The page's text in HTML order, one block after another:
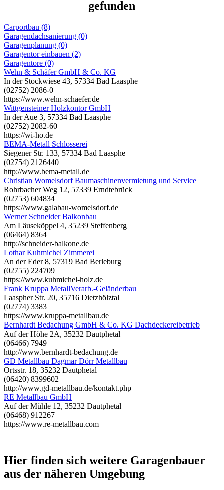
gefunden
Carportbau (8)
Garagendachsanierung (0)
Garagenplanung (0)
Garagentor einbauen (2)
Garagentore (0)
Wehn & Schäfer GmbH & Co. KG
In der Stockwiese 43, 57334 Bad Laasphe
(02752) 2086-0
https://www.wehn-schaefer.de
Wittgensteiner Holzkontor GmbH
In der Aue 3, 57334 Bad Laasphe
(02752) 2082-60
https://wi-ho.de
BEMA-Metall Schlosserei
Siegener Str. 133, 57334 Bad Laasphe
(02754) 2126440
http://www.bema-metall.de
Christian Womelsdorf Baumaschinenvermietung und Service
Rohrbacher Weg 12, 57339 Erndtebrück
(02753) 604834
https://www.galabau-womelsdorf.de
Werner Schneider Balkonbau
Am Läuseköppel 4, 35239 Steffenberg
(06464) 8364
http://schneider-balkone.de
Lothar Kuhmichel Zimmerei
An der Eder 8, 57319 Bad Berleburg
(02755) 224709
https://www.kuhmichel-holz.de
Frank Kruppa MetallVerarb.-Geländerbau
Laaspher Str. 20, 35716 Dietzhölztal
(02774) 3383
https://www.kruppa-metallbau.de
Bernhardt Bedachung GmbH & Co. KG Dachdeckereibetrieb
Auf der Höhe 2A, 35232 Dautphetal
(06466) 7949
http://www.bernhardt-bedachung.de
GD Metallbau Dagmar Dörr Metallbau
Ortsstr. 18, 35232 Dautphetal
(06420) 8399602
http://www.gd-metallbau.de/kontakt.php
RE Metallbau GmbH
Auf der Mühle 12, 35232 Dautphetal
(06468) 912267
https://www.re-metallbau.com
Hier finden sich weitere Garagenbauer
aus der näheren Umgebung